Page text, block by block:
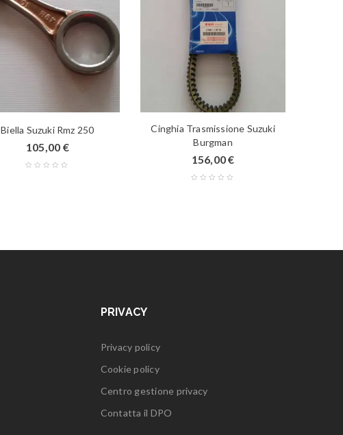
Biella Suzuki Rmz 250
105,00 €
Cinghia Trasmissione Suzuki
Burgman
156,00€
PRIVACY
Privacy policy
Cookie policy
Centro gestione privacy
Contatta il DPO